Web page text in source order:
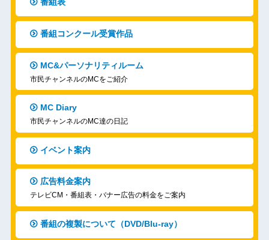
番組表
番組コンクール受賞作品
MC&パーソナリティルーム
市民チャンネルのMCをご紹介
MC Diary
市民チャンネルのMC達の日記
イベント案内
広告料金案内
テレビCM・番組表・バナー広告の料金をご案内
番組の複製について（DVD/Blu-ray）